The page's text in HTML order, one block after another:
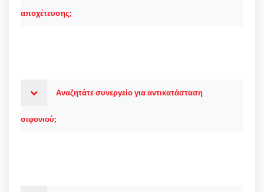
αποχέτευσης;
Αναζητάτε συνεργείο για αντικατάσταση
σιφονιού;